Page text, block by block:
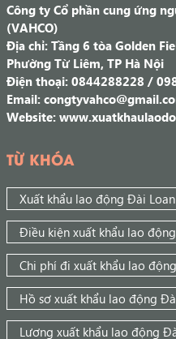
Công ty Cổ phần cung ứng
(VAHCO)
Địa chỉ: Tầng 6 tòa Golden
Phường Từ Liêm, TP Hà Nội
Điện thoại: 0844288228 /
Email:
Website:
TỪ KHÓA
Xuất khẩu lao động Đài Loan
Điều kiện xuất khẩu lao
Chi phí đi xuất khẩu lao
Hồ sơ xuất khẩu lao động
Lương xuất khẩu lao động